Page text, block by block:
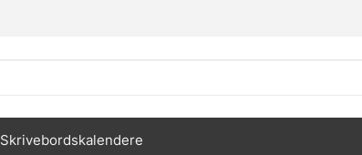
Skrivebordskalendere